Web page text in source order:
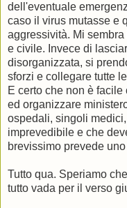
dell'eventuale
caso il virus mutasse e
aggressività. Mi
e civile. Invece di
disorganizzata, si
sforzi e collegare tutte
E certo che non è
ed organizzare
ospedali, singoli
imprevedibile e che
brevissimo prevede
Tutto qua. Speriamo
tutto vada per il verso